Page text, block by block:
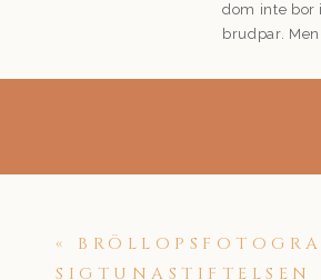
dom inte bor
brudpar.
Så det var
har absolut
knappt sett
«